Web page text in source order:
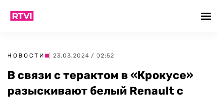
НОВОСТИ | 23.03.2024 / 02:52
В связи с терактом в «Крокусе»
разыскивают белый Renault с